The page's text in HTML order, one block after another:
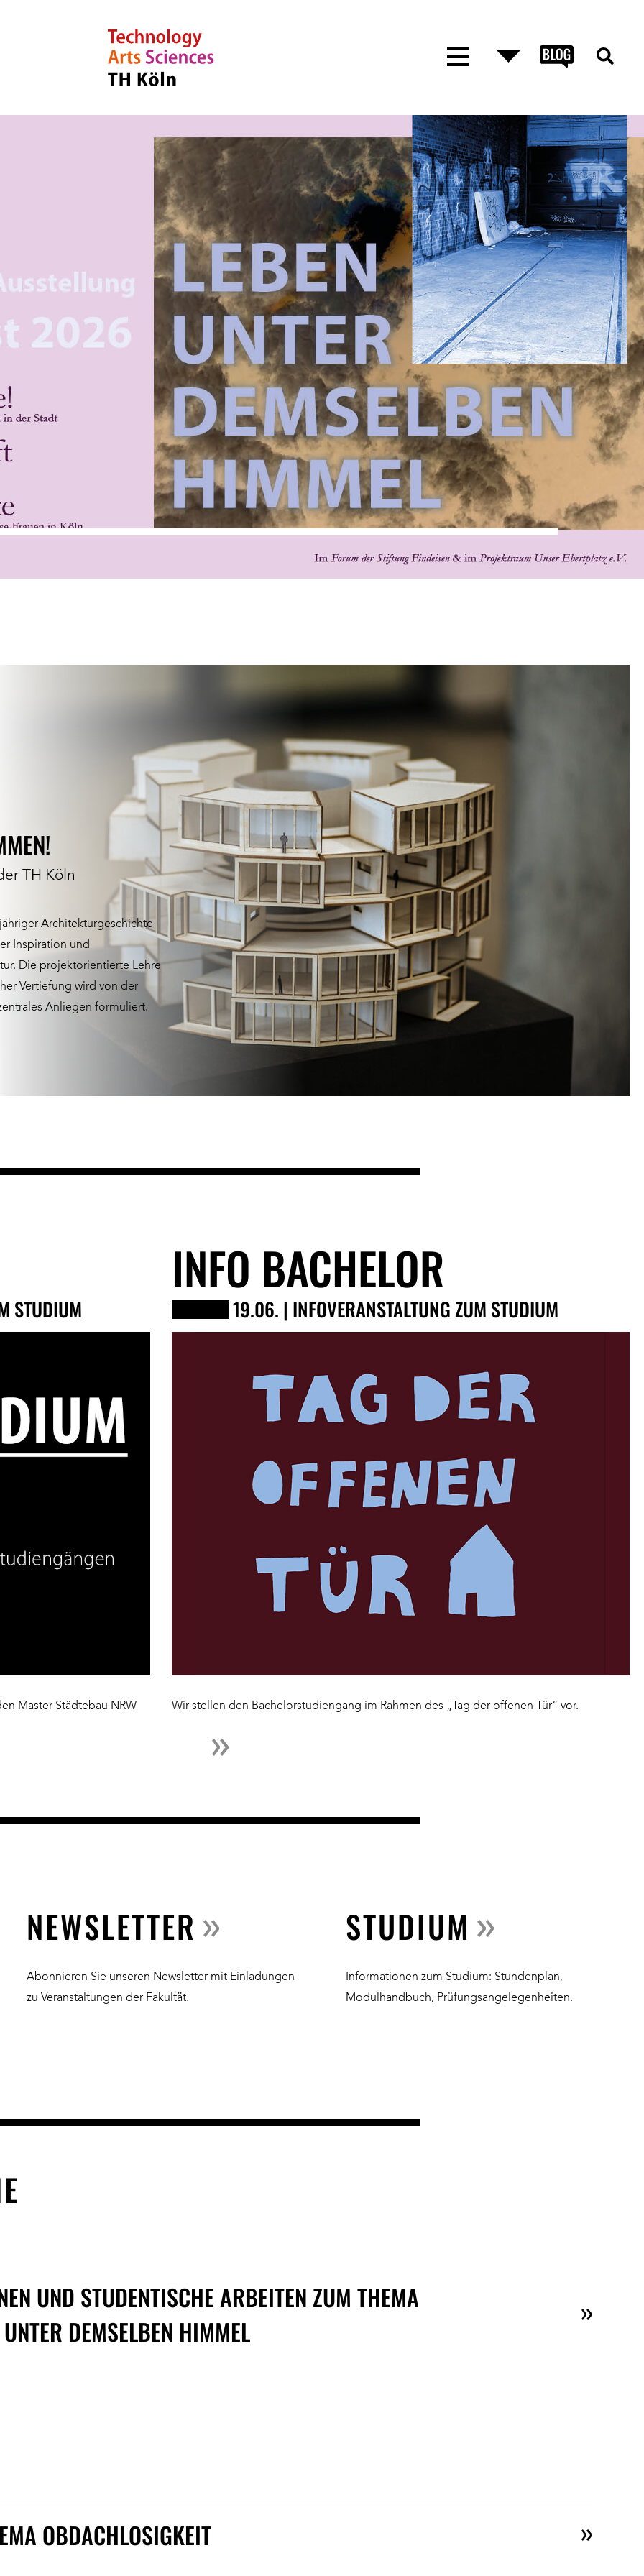
TH Köln
Architekturgeschichte
Inspiration und
Die projektorientierte Lehre
Vertiefung wird von der
Anliegen formuliert.
STUDIUM
Master Städtebau NRW
INFO BACHELOR
19.06. | INFOVERANSTALTUNG ZUM STUDIUM
Wir stellen den Bachelorstudiengang im Rahmen des „Tag der offenen Tür“ vor.
NEWSLETTER
Abonnieren Sie unseren Newsletter mit Einladungen
zu Veranstaltungen der Fakultät.
STUDIUM
Informationen zum Studium: Stundenplan,
Modulhandbuch, Prüfungsangelegenheiten.
UND STUDENTISCHE ARBEITEN ZUM THEMA
DEMSELBEN HIMMEL
OBDACHLOSIGKEIT